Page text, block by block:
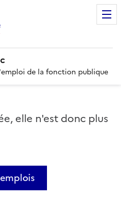
de la fonction publique
elle n'est donc plus